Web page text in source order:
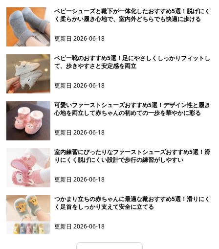
ベビーシューズと靴下が一体化したおすすめ5選！脱げにく
く柔らかい履き心地で、室内外どちらでも快適に歩ける
更新日2026-06-18
ベビー靴のおすすめ5選！足にやさしくしっかりフィットし
て、歩きやすさと安定感を両立
更新日2026-06-18
可愛いファーストシューズおすすめ5選！デザイン性と履き
心地を両立して赤ちゃんの初めての一歩を華やかに彩る
更新日2026-06-18
室内練習にぴったりなファーストシューズおすすめ5選！滑
りにくく脱げにくい設計で歩行の練習がしやすい
更新日2026-06-18
つかまり立ちの赤ちゃんに最適な靴おすすめ5選！滑りにく
く足首をしっかり支えて安全に立てる
更新日2026-06-18